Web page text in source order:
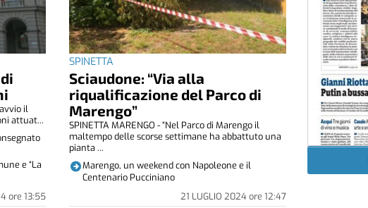
ore 13:55
il
attuat...
e “La
SPINETTA
Sciaudone: “Via alla
riqualificazione del Parco di
Marengo”
21 LUGLIO 2024ore 12:47
SPINETTA MARENGO - “Nel Parco di Marengo il
maltempo delle scorse settimane ha abbattuto una
pianta ...
Marengo, un weekend con Napoleone e il
Centenario Pucciniano